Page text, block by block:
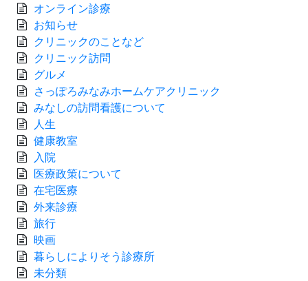
オンライン診療
お知らせ
クリニックのことなど
クリニック訪問
グルメ
さっぽろみなみホームケアクリニック
みなしの訪問看護について
人生
健康教室
入院
医療政策について
在宅医療
外来診療
旅行
映画
暮らしによりそう診療所
未分類